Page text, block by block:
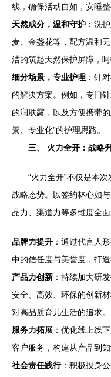
线，确保活动自如，安睡整
天然成分，温和守护 ：洗
麦、金盏花等，配方温和
洁的筑起天然保护屏障，
细分场景，专业护理 ：针
的解决方案。例如，专门
的润肤露，以及方便携带
景、专业化”的护理思路。
三、 火力全开：战略
“火力全开”不仅是本
战略态势。以签约林心如
品力、渠道力等多维度全面
品牌力提升 ：通过代言人
中的信任度与美誉度，打
产品力创新 ：持续加大研
安全、高效、环保的创新
对高品质育儿生活的追求。
服务力拓展 ：优化线上线
客户服务，构建从产品到
社会责任践行：积极投身